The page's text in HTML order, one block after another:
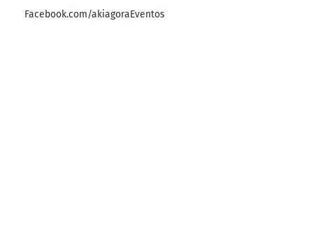
Facebook.com/akiagoraEventos